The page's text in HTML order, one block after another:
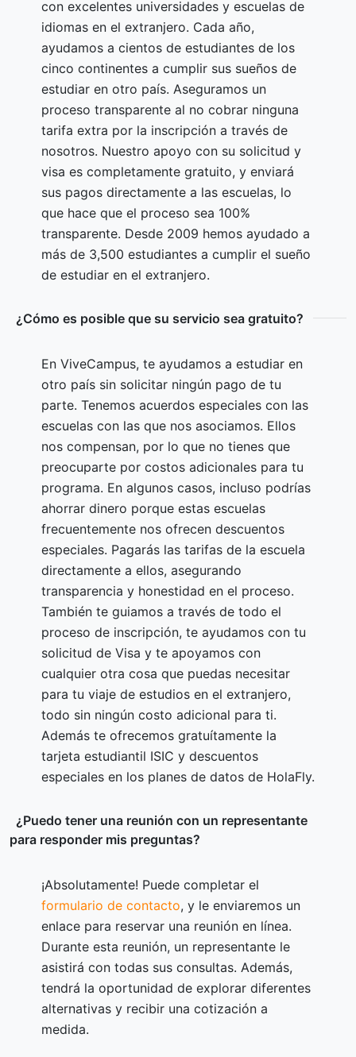
con excelentes universidades y escuelas de
idiomas en el extranjero. Cada año,
ayudamos a cientos de estudiantes de los
cinco continentes a cumplir sus sueños de
estudiar en otro país. Aseguramos un
proceso transparente al no cobrar ninguna
tarifa extra por la inscripción a través de
nosotros. Nuestro apoyo con su solicitud y
visa es completamente gratuito, y enviará
sus pagos directamente a las escuelas, lo
que hace que el proceso sea 100%
transparente. Desde 2009 hemos ayudado a
más de 3,500 estudiantes a cumplir el sueño
de estudiar en el extranjero.
¿Cómo es posible que su servicio sea gratuito?
En ViveCampus, te ayudamos a estudiar en
otro país sin solicitar ningún pago de tu
parte. Tenemos acuerdos especiales con las
escuelas con las que nos asociamos. Ellos
nos compensan, por lo que no tienes que
preocuparte por costos adicionales para tu
programa. En algunos casos, incluso podrías
ahorrar dinero porque estas escuelas
frecuentemente nos ofrecen descuentos
especiales. Pagarás las tarifas de la escuela
directamente a ellos, asegurando
transparencia y honestidad en el proceso.
También te guiamos a través de todo el
proceso de inscripción, te ayudamos con tu
solicitud de Visa y te apoyamos con
cualquier otra cosa que puedas necesitar
para tu viaje de estudios en el extranjero,
todo sin ningún costo adicional para ti.
Además te ofrecemos gratuítamente la
tarjeta estudiantil ISIC y descuentos
especiales en los planes de datos de HolaFly.
¿Puedo tener una reunión con un representante
para responder mis preguntas?
¡Absolutamente! Puede completar el
formulario de contacto, y le enviaremos un
enlace para reservar una reunión en línea.
Durante esta reunión, un representante le
asistirá con todas sus consultas. Además,
tendrá la oportunidad de explorar diferentes
alternativas y recibir una cotización a
medida.